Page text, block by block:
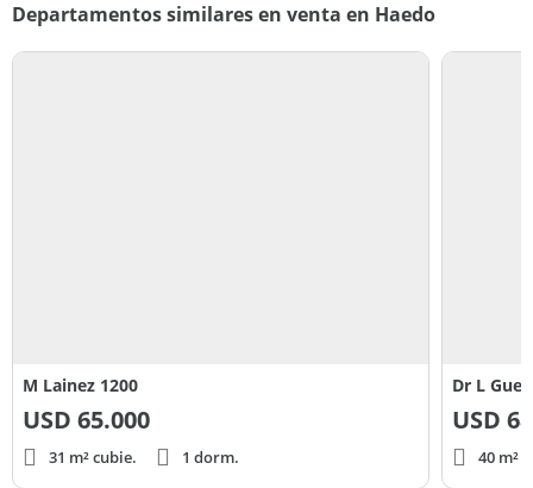
Departamentos similares en venta en Haedo
M Lainez 1200
USD 65.000
31 m² cubie. 1 dorm.
Dr L
USD
40 m²